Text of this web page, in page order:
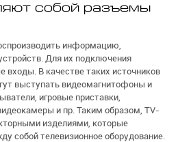
собой разъемы
информацию,
Для их подключения
входы. В качестве таких источников
выступать видеомагнитофоны и
игровые приставки,
и пр. Таким образом, TV-
изделиями, которые
собой телевизионное оборудование.